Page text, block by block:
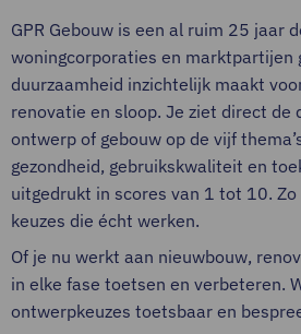
GPR Gebouw is een al ruim 25 jaar
woningcorporaties en marktpartijen
duurzaamheid inzichtelijk maakt
renovatie en sloop. Je ziet direct de
ontwerp of gebouw op de vijf
gezondheid, gebruikskwaliteit en
uitgedrukt in scores van 1 tot 10.
keuzes die écht werken.
Of je nu werkt aan nieuwbouw,
in elke fase toetsen en verbeteren.
ontwerpkeuzes toetsbaar en